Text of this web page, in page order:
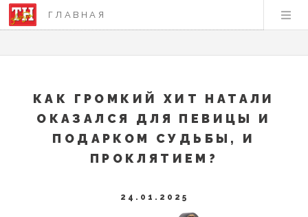
ГЛАВНАЯ
КАК ГРОМКИЙ ХИТ НАТАЛИ
ОКАЗАЛСЯ ДЛЯ ПЕВИЦЫ И
ПОДАРКОМ СУДЬБЫ, И
ПРОКЛЯТИЕМ?
24.01.2025